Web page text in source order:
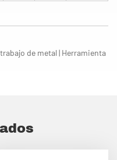
de metal | Herramienta